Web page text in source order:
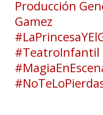
Producción
Gamez
#TeatroInfantil